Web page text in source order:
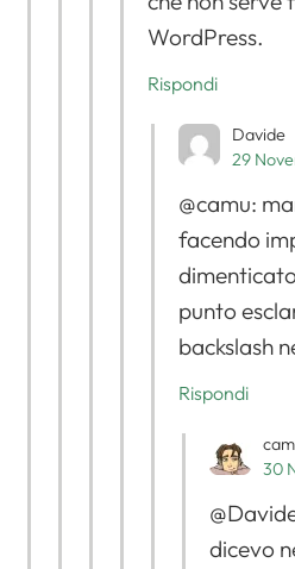
WordPress.
Rispondi
Davide
29
@camu:
facendo
punto
backslash
Rispondi
30
dicevo